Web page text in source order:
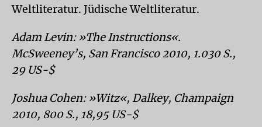
Weltliteratur. Jüdische Weltliteratur.
Adam Levin: »The Instructions«.
McSweeney’s, San Francisco 2010, 1.030 S.,
29 US-$
Joshua Cohen: »Witz«, Dalkey, Champaign
2010, 800 S., 18,95 US-$